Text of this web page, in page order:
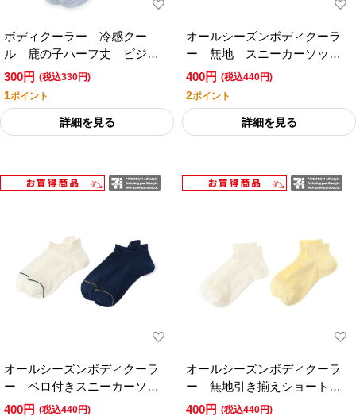
ボディクーラー 冷感クー
ル 鹿の子ハーフ丈 ビジネ
スソックス／セブンプレミア
ムライフスタイル
300円 (税込330円)
1ポイント
詳細を見る
オールシーズンボディクーラ
ー 無地 スニーカーソック
ス ２足組／セブンプレミア
ムライフスタイル
400円 (税込440円)
2ポイント
詳細を見る
オールシーズンボディクーラ
ー ベロ付きスニーカーソッ
クス ２足組／セブンプレミ
400円 (税込440円)
オールシーズンボディクーラ
ー 無地引き揃えショート丈
ソックス ２足組／セブンプ
400円 (税込440円)